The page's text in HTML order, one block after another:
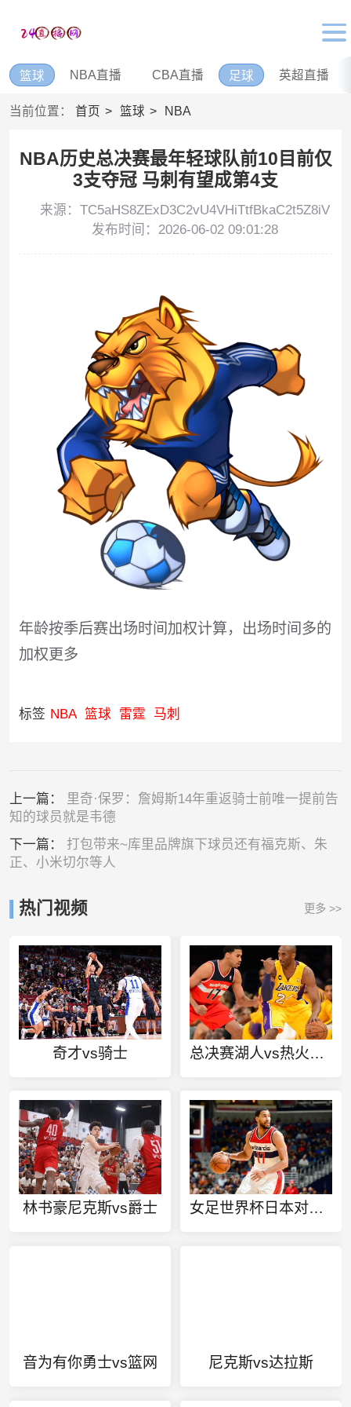
篮球 NBA直播 CBA直播 足球 英超直播
当前位置： 首页 篮球 NBA
NBA历史总决赛最年轻球队前10目前仅
3支夺冠 马刺有望成第4支
来源：TC5aHS8ZExD3C2vU4VHiTtfBkaC2t5Z8iV
发布时间：2026-06-02 09:01:28
年龄按季后赛出场时间加权计算，出场时间多的
加权更多
标签 NBA 篮球 雷霆 马刺
上一篇：
里奇·保罗：詹姆斯14年重返骑士前唯一提前告
知的球员就是韦德
下一篇： 打包带来~库里品牌旗下球员还有福克斯、朱
正、小米切尔等人
热门视频 更多 >>
奇才vs骑士 总决赛湖人vs热火第2场第三节
林书豪尼克斯vs爵士 女足世界杯日本对挪威
音为有你勇士vs篮网 尼克斯vs达拉斯